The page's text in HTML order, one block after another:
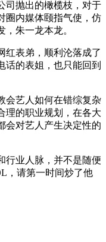
司抛出的橄榄枝，对于
圈内媒体颐指气使，仿
朱一龙本龙。
红表弟，顺利沦落成了
话的表姐，也只能回到
会艺人如何在错综复杂
理的职业规划，在各大
会对艺人产生决定性的
行业人脉，并不是随便
，请第一时间炒了他